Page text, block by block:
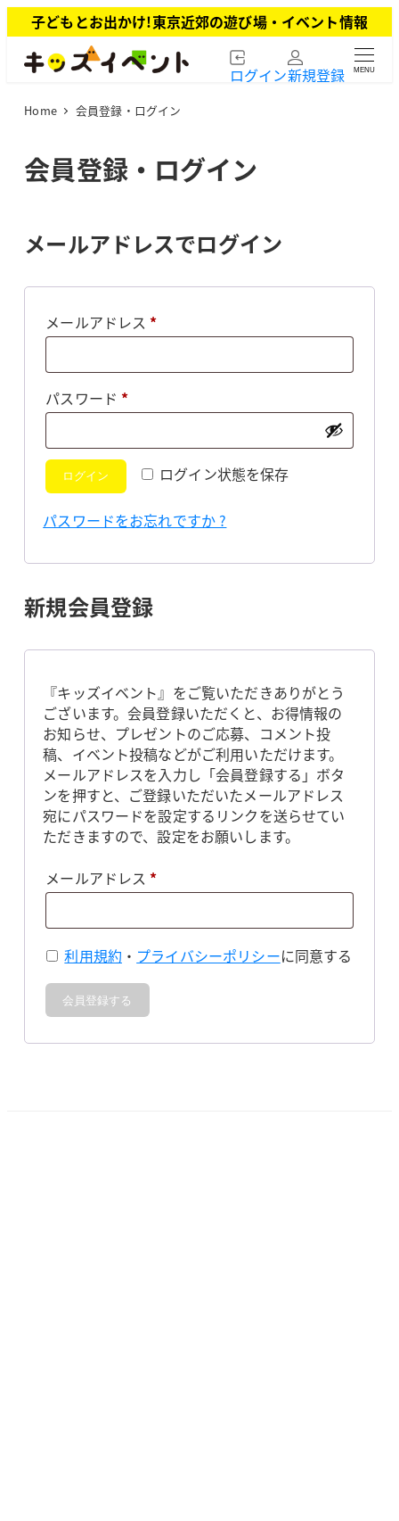
イ
子どもとお出かけ!東京近郊の遊び場・イベント情報
ログイン新規登録 MENU
Home 会員登録・ログイン
会員登録・ログイン
メールアドレスでログイン
メールアドレス *必
パスワード *必
ログイン状態を保存
ログイン
パスワードをお忘れですか ?
新規会員登録
『キッズイベント』をご覧いただきありがとう
ございます。会員登録いただくと、お得情報の
お知らせ、プレゼントのご応募、コメント投
稿、イベント投稿などがご利用いただけます。
メールアドレスを入力し「会員登録する」ボタ
ンを押すと、ご登録いただいたメールアドレス
宛にパスワードを設定するリンクを送らせてい
ただきますので、設定をお願いします。
メールアドレス *必
利用規約 ・ プライバシーポリシーに同意する
会員登録する